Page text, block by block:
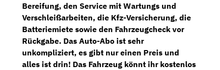
Bereifung, den Service mit Wartungs und
Verschleißarbeiten, die Kfz-Versicherung, die
Batteriemiete sowie den Fahrzeugcheck vor
Rückgabe. Das Auto-Abo ist sehr
unkompliziert, es gibt nur einen Preis und
alles ist drin! Das Fahrzeug könnt ihr kostenlos